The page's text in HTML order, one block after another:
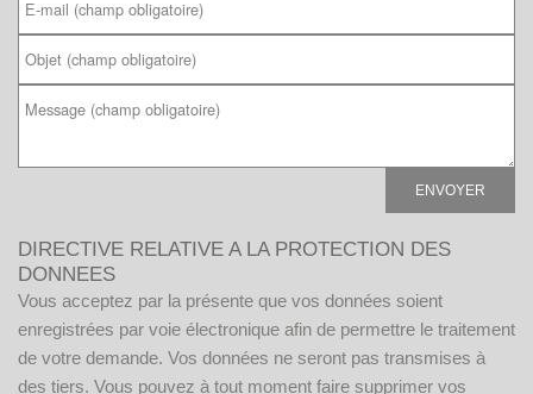
DIRECTIVE RELATIVE A LA PROTECTION DES
DONNEES
Vous acceptez par la présente que vos données soient
enregistrées par voie électronique afin de permettre le traitement
de votre demande. Vos données ne seront pas transmises à
des tiers. Vous pouvez à tout moment faire supprimer vos